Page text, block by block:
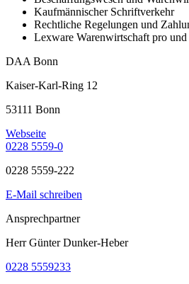
Kaufmännischer Schriftverkehr
Rechtliche Regelungen und
Lexware Warenwirtschaft pro
DAA Bonn
Kaiser-Karl-Ring 12
53111 Bonn
Webseite
0228 5559-0
0228 5559-222
E-Mail schreiben
Ansprechpartner
Herr Günter Dunker-Heber
0228 5559233